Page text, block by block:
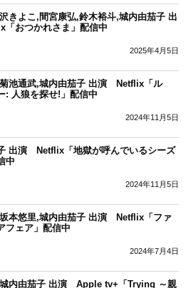
きよこ,間宮康弘,鈴木裕斗,城内由茄子 出
おつかれさま」配信中
2025年4月5日
池通武,城内由茄子 出演 Netflix「ル
: 人狼を探せ!」配信中
2024年11月5日
出演 Netflix「地獄が呼んでいるシーズ
中
2024年11月5日
本悠里,城内由茄子 出演 Netflix「ファ
フェア」配信中
2024年7月4日
内由茄子 出演 Apple tv+「Trying ～親